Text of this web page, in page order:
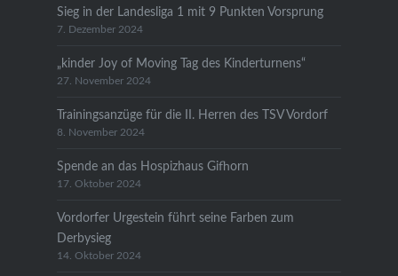
Sieg in der Landesliga 1 mit 9 Punkten Vorsprung
7. Dezember 2024
„kinder Joy of Moving Tag des Kinderturnens“
27. November 2024
Trainingsanzüge für die II. Herren des TSV Vordorf
8. November 2024
Spende an das Hospizhaus Gifhorn
17. Oktober 2024
Vordorfer Urgestein führt seine Farben zum
Derbysieg
14. Oktober 2024